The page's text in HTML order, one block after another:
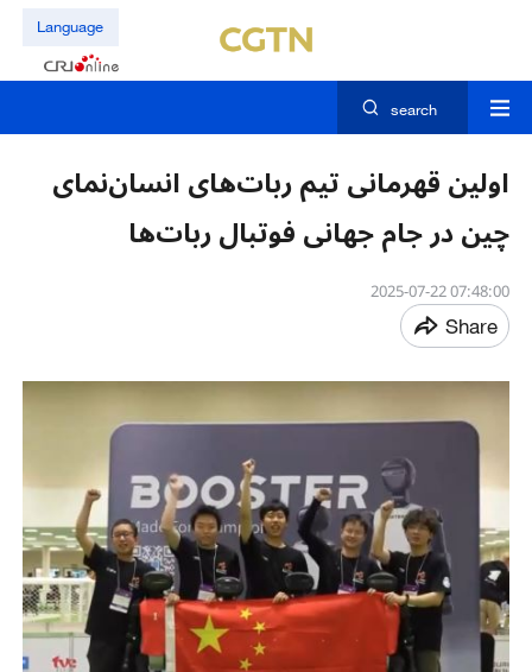
Language
search
اولین قهرمانی تیم ربات‌های انسان‌نمای
چین در جام جهانی فوتبال ربات‌ها
07:48:00 2025-07-22
Share